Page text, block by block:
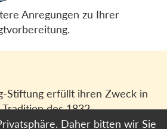
Anregungen zu Ihrer
Stiftung erfüllt ihren Zweck in
des 1832
Verlagsvereins, der
Daher bitten wir Sie